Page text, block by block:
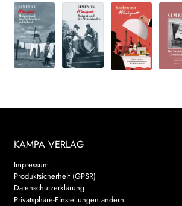
KAMPA VERLAG
Impressum
Produktsicherheit (GPSR)
Datenschutzerklärung
Privatsphäre-Einstellungen ändern